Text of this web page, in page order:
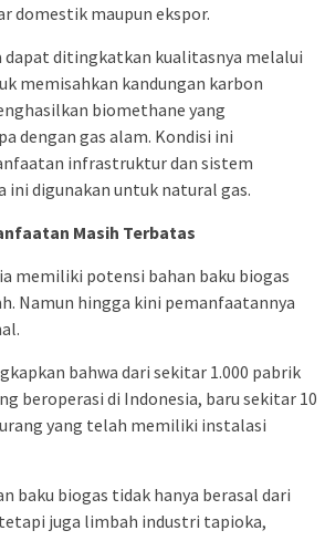
domestik maupun ekspor.
dapat ditingkatkan kualitasnya melalui
memisahkan kandungan karbon
biomethane yang
dengan gas alam. Kondisi ini
infrastruktur dan sistem
ini digunakan untuk natural gas.
Masih Terbatas
memiliki potensi bahan baku biogas
Namun hingga kini pemanfaatannya
bahwa dari sekitar 1.000 pabrik
beroperasi di Indonesia, baru sekitar 10
yang telah memiliki instalasi
baku biogas tidak hanya berasal dari
juga limbah industri tapioka,